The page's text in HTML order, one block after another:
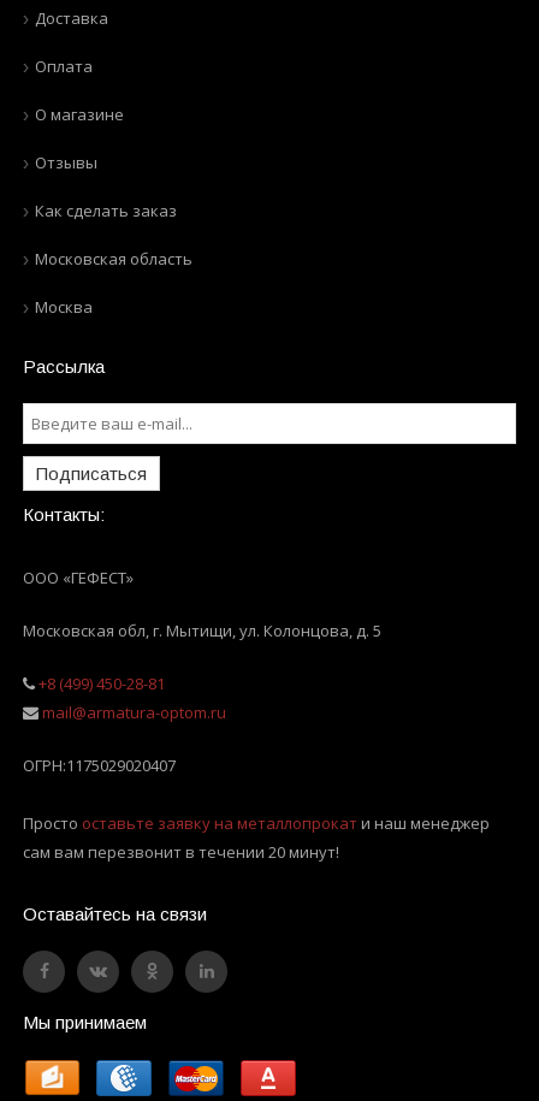
Доставка
Оплата
О магазине
Отзывы
Как сделать заказ
Московская область
Москва
Рассылка
Подписаться
Контакты:
ООО «ГЕФЕСТ»
Московская обл, г. Мытищи,ул. Колонцова, д. 5
+8 (499) 450-28-81
mail@armatura-optom.ru
ОГРН:1175029020407
Просто оставьте заявку на металлопрокати наш менеджер
сам вам перезвонит в течении 20 минут!
Оставайтесь на связи
Мы принимаем